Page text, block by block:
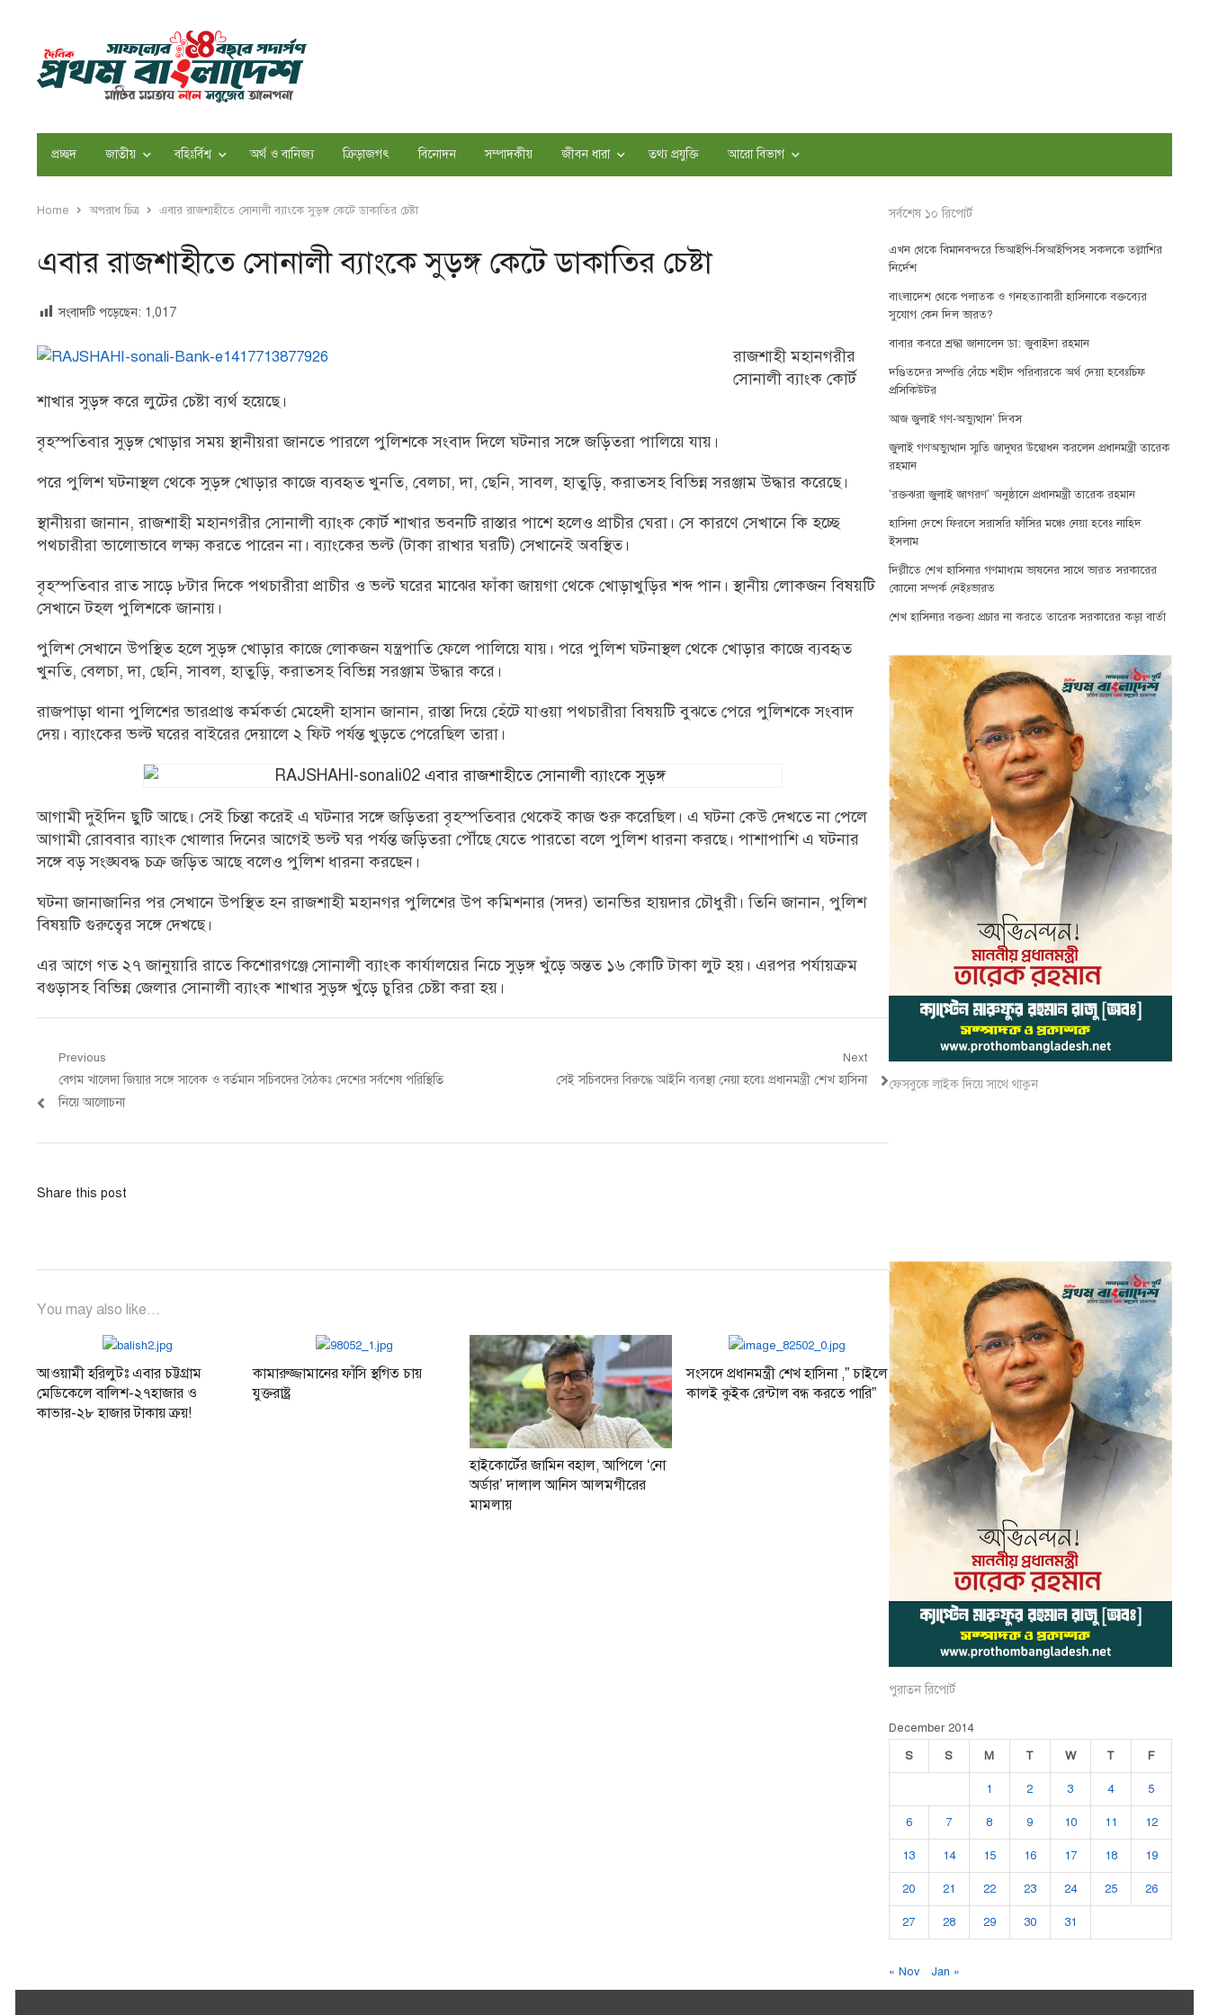
প্রচ্ছদ জাতীয় বহিঃর্বিশ্ব অর্থ ও বানিজ্য ক্রিড়াজগৎ বিনোদন সম্পাদকীয় জীবন ধারা তথ্য প্রযুক্তি আরো বিভাগ
Home অপরাধ চিত্র এবার রাজশাহীতে সোনালী ব্যাংকে সুড়ঙ্গ কেটে ডাকাতির চেষ্টা
এবার রাজশাহীতে সোনালী ব্যাংকে সুড়ঙ্গ কেটে ডাকাতির চেষ্টা
সংবাদটি পড়েছেন: 1,017
রাজশাহী মহানগরীর
সোনালী ব্যাংক কোর্ট
শাখার সুড়ঙ্গ করে লুটের চেষ্টা ব্যর্থ হয়েছে।
বৃহস্পতিবার সুড়ঙ্গ খোড়ার সময় স্থানীয়রা জানতে পারলে পুলিশকে সংবাদ দিলে ঘটনার সঙ্গে জড়িতরা পালিয়ে যায়।
পরে পুলিশ ঘটনাস্থল থেকে সুড়ঙ্গ খোড়ার কাজে ব্যবহৃত খুনতি, বেলচা, দা, ছেনি, সাবল, হাতুড়ি, করাতসহ বিভিন্ন সরঞ্জাম উদ্ধার করেছে।
স্থানীয়রা জানান, রাজশাহী মহানগরীর সোনালী ব্যাংক কোর্ট শাখার ভবনটি রাস্তার পাশে হলেও প্রাচীর ঘেরা। সে কারণে সেখানে কি হচ্ছে
পথচারীরা ভালোভাবে লক্ষ্য করতে পারেন না। ব্যাংকের ভল্ট (টাকা রাখার ঘরটি) সেখানেই অবস্থিত।
বৃহস্পতিবার রাত সাড়ে ৮টার দিকে পথচারীরা প্রাচীর ও ভল্ট ঘরের মাঝের ফাঁকা জায়গা থেকে খোড়াখুড়ির শব্দ পান। স্থানীয় লোকজন বিষয়টি
সেখানে টহল পুলিশকে জানায়।
পুলিশ সেখানে উপস্থিত হলে সুড়ঙ্গ খোড়ার কাজে লোকজন যন্ত্রপাতি ফেলে পালিয়ে যায়। পরে পুলিশ ঘটনাস্থল থেকে খোড়ার কাজে ব্যবহৃত
খুনতি, বেলচা, দা, ছেনি, সাবল, হাতুড়ি, করাতসহ বিভিন্ন সরঞ্জাম উদ্ধার করে।
রাজপাড়া থানা পুলিশের ভারপ্রাপ্ত কর্মকর্তা মেহেদী হাসান জানান, রাস্তা দিয়ে হেঁটে যাওয়া পথচারীরা বিষয়টি বুঝতে পেরে পুলিশকে সংবাদ
দেয়। ব্যাংকের ভল্ট ঘরের বাইরের দেয়ালে ২ ফিট পর্যন্ত খুড়তে পেরেছিল তারা।
আগামী দুইদিন ছুটি আছে। সেই চিন্তা করেই এ ঘটনার সঙ্গে জড়িতরা বৃহস্পতিবার থেকেই কাজ শুরু করেছিল। এ ঘটনা কেউ দেখতে না পেলে
আগামী রোববার ব্যাংক খোলার দিনের আগেই ভল্ট ঘর পর্যন্ত জড়িতরা পৌঁছে যেতে পারতো বলে পুলিশ ধারনা করছে। পাশাপাশি এ ঘটনার
সঙ্গে বড় সংঙ্ঘবদ্ধ চক্র জড়িত আছে বলেও পুলিশ ধারনা করছেন।
ঘটনা জানাজানির পর সেখানে উপস্থিত হন রাজশাহী মহানগর পুলিশের উপ কমিশনার (সদর) তানভির হায়দার চৌধুরী। তিনি জানান, পুলিশ
বিষয়টি গুরুত্বের সঙ্গে দেখছে।
এর আগে গত ২৭ জানুয়ারি রাতে কিশোরগঞ্জে সোনালী ব্যাংক কার্যালয়ের নিচে সুড়ঙ্গ খুঁড়ে অন্তত ১৬ কোটি টাকা লুট হয়। এরপর পর্যায়ক্রম
বগুড়াসহ বিভিন্ন জেলার সোনালী ব্যাংক শাখার সুড়ঙ্গ খুঁড়ে চুরির চেষ্টা করা হয়।
Post
navigation
Previous
Previous
post:
বেগম খালেদা জিয়ার সঙ্গে সাবেক ও বর্তমান সচিবদের বৈঠকঃ দেশের সর্বশেষ পরিস্থিতি
নিয়ে আলোচনা
Next
Next
সেই সচিবদের বিরুদ্ধে আইনি ব্যবস্থা নেয়া হবেঃ প্রধানমন্ত্রী শেখ হাসিনা
Share this post
You may also like...
আওয়ামী হরিলুটঃ এবার চট্টগ্রাম
মেডিকেলে বালিশ-২৭হাজার ও
কাভার-২৮ হাজার টাকায় ক্রয়!
কামারুজ্জামানের ফাঁসি স্থগিত চায়
যুক্তরাষ্ট্র
হাইকোর্টের জামিন বহাল, আপিলে ‘নো
অর্ডার’ দালাল আনিস আলমগীরের
মামলায়
সংসদে প্রধানমন্ত্রী শেখ হাসিনা ,” চাইলে
কালই কুইক রেন্টাল বন্ধ করতে পারি”
সর্বশেষ ১০ রিপোর্ট
এখন থেকে বিমানবন্দরে ভিআইপি-সিআইপিসহ সকলকে তল্লাশির
নির্দেশ
বাংলাদেশ থেকে পলাতক ও গনহত্যাকারী হাসিনাকে বক্তব্যের
সুযোগ কেন দিল ভারত?
বাবার কবরে শ্রদ্ধা জানালেন ডা: জুবাইদা রহমান
দণ্ডিতদের সম্পত্তি বেঁচে শহীদ পরিবারকে অর্থ দেয়া হবেঃচিফ
প্রসিকিউটর
আজ জুলাই গণ-অভ্যুত্থান’ দিবস
জুলাই গণঅভ্যুত্থান স্মৃতি জাদুঘর উদ্বোধন করলেন প্রধানমন্ত্রী তারেক
রহমান
‘রক্তঝরা জুলাই জাগরণ’ অনুষ্ঠানে প্রধানমন্ত্রী তারেক রহমান
হাসিনা দেশে ফিরলে সরাসরি ফাঁসির মঞ্চে নেয়া হবেঃ নাহিদ
ইসলাম
দিল্লীতে শেখ হাসিনার গণমাধ্যম ভাষনের সাথে ভারত সরকারের
কোনো সম্পর্ক নেইঃভারত
শেখ হাসিনার বক্তব্য প্রচার না করতে তারেক সরকারের কড়া বার্তা
ফেসবুকে লাইক দিয়ে সাথে থাকুন
পুরাতন রিপোর্ট
December 2014
S
S M T W T F
1 2 3 4 5
6 7 8 9 10 11 12
13 14 15 16 17 18 19
20 21 22 23 24 25 26
27 28 29 30 31
« Nov Jan »